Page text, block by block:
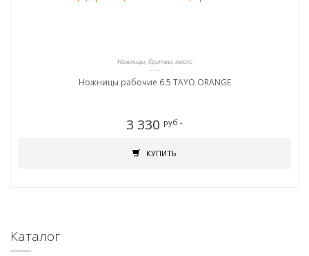
Ножницы, бритвы, масло
Ножницы рабочие 6.5 TAYO ORANGE
3 330 руб.-
КУПИТЬ
Каталог